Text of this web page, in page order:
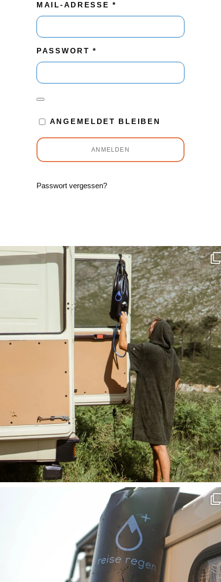
MAIL-ADRESSE*
PASSWORT*
ANGEMELDET BLEIBEN
ANMELDEN
Passwort vergessen?